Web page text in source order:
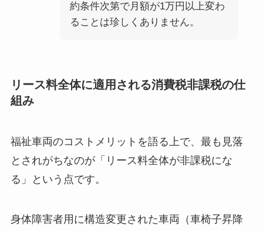
約条件次第で月額が1万円以上変わ
ることは珍しくありません。
リース料全体に適用される消費税非課税の仕
組み
福祉車両のコストメリットを語る上で、最も見落
とされがちなのが「リース料全体が非課税にな
る」という点です。
身体障害者用に構造変更された車両（車椅子昇降